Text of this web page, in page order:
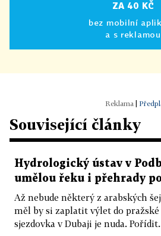
ZA 40 KČ
bez mobilní
a s reklamou
Související články
Hydrologický ústav v
umělou řeku i přehrady
Až nebude některý z arabských
měl by si zaplatit výlet do pražské
sjezdovka v Dubaji je nuda.